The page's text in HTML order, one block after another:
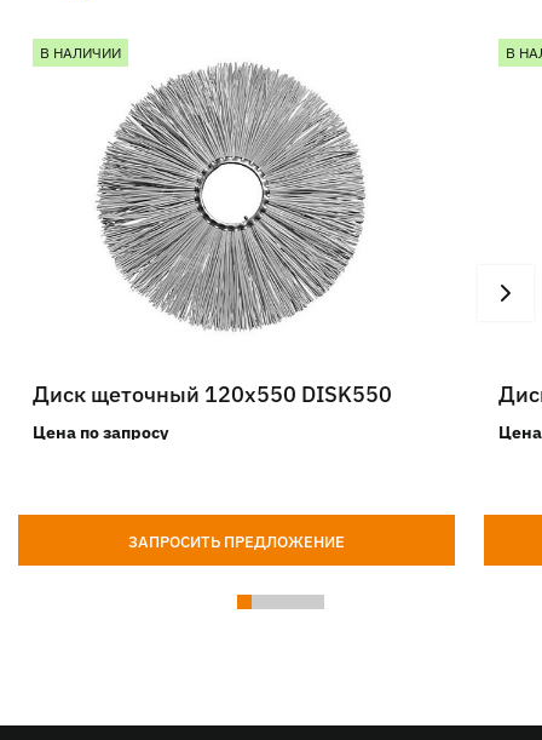
В НАЛИЧИИ
Диск щеточный 120х550 DISK550
Цена по запросу
ЗАПРОСИТЬ ПРЕДЛОЖЕНИЕ
В